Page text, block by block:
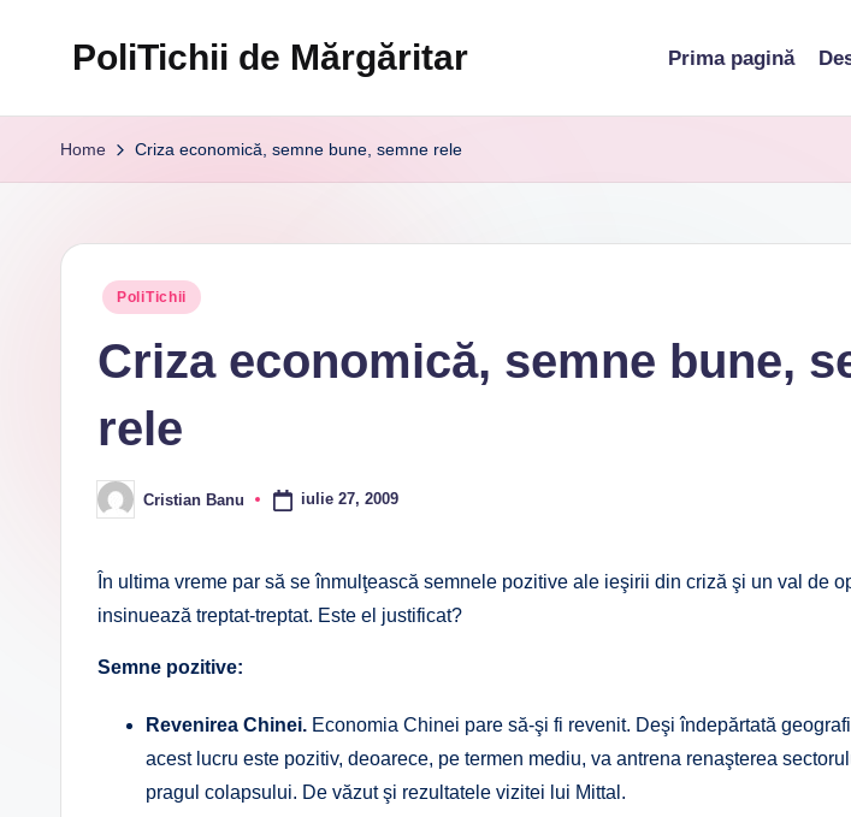
PoliTichii de Mărgăritar Prima pagină
Home Criza economică, semne bune, semne rele
Posted
PoliTichii
Criza economică, semne bune,
rele
Posted
by
Cristian Banu iulie 27, 2009
În ultima vreme par să se înmulţească semnele pozitive ale ieşirii din criză şi un val de
insinuează treptat-treptat. Este el justificat?
Semne pozitive:
Revenirea Chinei. Economia Chinei pare să-şi fi revenit. Deşi îndepărtată
acest lucru este pozitiv, deoarece, pe termen mediu, va antrena renaşterea
pragul colapsului. De văzut şi rezultatele vizitei lui Mittal.